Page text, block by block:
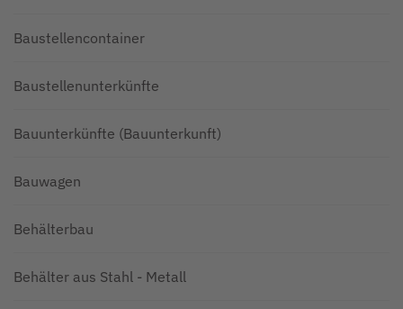
Baustellencontainer
Baustellenunterkünfte
Bauunterkünfte (Bauunterkunft)
Bauwagen
Behälterbau
Behälter aus Stahl - Metall